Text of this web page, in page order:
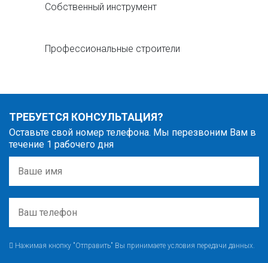
Собственный инструмент
Профессиональные строители
ТРЕБУЕТСЯ КОНСУЛЬТАЦИЯ?
Оставьте свой номер телефона. Мы перезвоним Вам в
течение 1 рабочего дня
Нажимая кнопку "Отправить" Вы принимаете условия передачи данных.